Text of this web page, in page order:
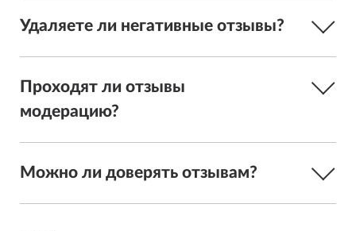
Удаляете ли негативные отзывы?
Проходят ли отзывы
модерацию?
Можно ли доверять отзывам?